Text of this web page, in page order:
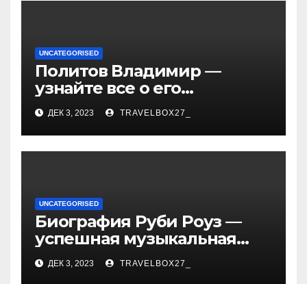
UNCATEGORISED
Политов Владимир —
узнайте все о его
биографии, возрасте и
впечатляющих
достижениях!
ДЕК 3, 2023 TRAVELBOX27_
UNCATEGORISED
Биография Руби Роуз —
успешная музыкальная
карьера, личная жизнь и
знаковые достижения
ДЕК 3, 2023 TRAVELBOX27_